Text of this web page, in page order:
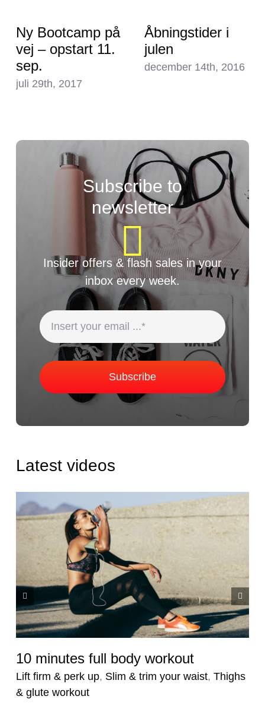
Ny Bootcamp på
vej – opstart 11.
sep.
juli 29th, 2017
Åbningstider i
julen
december 14th, 2016
Subscribe to
newsletter
Insider offers & flash sales in your
inbox every week.
Subscribe
Latest videos
10 minutes full body workout
Lift firm & perk up, Slim & trim your waist,Thighs
& glute workout